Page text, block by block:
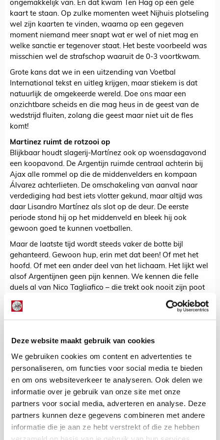
Deze website maakt gebruik van cookies
We gebruiken cookies om content en advertenties te
personaliseren, om functies voor social media te bieden
en om ons websiteverkeer te analyseren. Ook delen we
informatie over je gebruik van onze site met onze
partners voor social media, adverteren en analyse. Deze
partners kunnen deze gegevens combineren met andere
informatie die je aan ze hebt verstrekt of die ze hebben
ongemakkelijk van. En dat kwam Ten Hag op een gele
kaart te staan. Op zulke momenten weet Nijhuis plotseling
wel zijn kaarten te vinden, waarna op een gegeven
moment niemand meer snapt wat er wel of niet mag en
welke sanctie er tegenover staat. Het beste voorbeeld was
misschien wel de strafschop waaruit de 0-3 voortkwam.
Grote kans dat we in een uitzending van Voetbal
International tekst en uitleg krijgen, maar stiekem is dat
natuurlijk de omgekeerde wereld. Doe ons maar een
onzichtbare scheids en die mag heus in de geest van de
wedstrijd fluiten, zolang die geest maar niet uit de fles
komt!
Martinez ruimt de rotzooi op
Blijkbaar houdt slagerij-Martínez ook op woensdagavond
een koopavond. De Argentijn ruimde centraal achterin bij
Ajax alle rommel op die de middenvelders en kompaan
Álvarez achterlieten. De omschakeling van aanval naar
verdediging had best iets vlotter gekund, maar altijd was
daar Lisandro Martínez als slot op de deur. De eerste
periode stond hij op het middenveld en bleek hij ook
gewoon goed te kunnen voetballen.
Maar de laatste tijd wordt steeds vaker de botte bijl
gehanteerd. Gewoon hup, erin met dat been! Of met het
hoofd. Of met een ander deel van het lichaam. Het lijkt wel
alsof Argentijnen geen pijn kennen. We kennen die felle
duels al van Nico Tagliafico – die trekt ook nooit zijn poot
terug – en blijkbaar is het iets genetisch, want ook
Martínez lijkt gemaakt van gewapend beton. We hebben
hem nog nooit pijn zijn hebben, ongekend eigenlijk! Hij
prettig om zo'n speler binnen de gelederen te hebben!
Ook uitduel bij laatste vier
Klein extraatje: aangezien er in een vroeg stadium is
'doorgeloot' weten we nu al dat Ajax ook in de halve
finales van de strijd om de KNVB-beker een uitwedstrijd
speelt. De tegenstander wordt Go Ahead Eagles of FC
Utrecht, die het donderdag aan de Vetkampstraat tegen
elkaar opnemen. De speeldatum is de eerste week van
maart: de 3e, 4e of 5e. Ajax staat de daaropvolgende